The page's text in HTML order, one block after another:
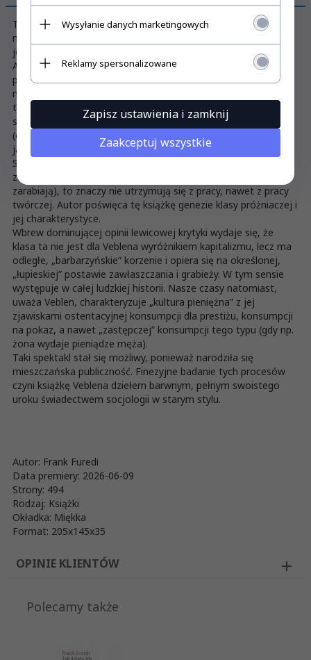
To dzieło, specyficzny kanon nauk społecznych, socjologia o
moralnym zabarwieniu, pochodzi z przełomu wieków (1899) i
jest zaliczane do nurtu krytyki kapitalizmu.
Autor Thorstein Veblen (1857–1929), Amerykanin norweskiego
pochodzenia, zbudował swoją teorię klasy próżniaczej wokół
migotliwego sensu terminu leisure. Leisure class, termin
tłumaczony jako „klasa próżniacza”, nie jest po prostu
społeczną grupą nierobów. W takich pojęciach, jak leisure time
(czas wolny), leisure centre (ośrodek rekreacyjny) wyraża się
jakby pozytywna strona nicnierobienia.
Sam Veblen rozumie przez „klasę próżniaczą” tych, którzy nie
zajmują się produkcją, a szerzej, nie zarobkują (chociaż
zarabiają), to znaczy nie utrzymują się z pracy, nawet z pracy
twórczej. Autor poświęca tę książkę genezie klasy próżniaczej i
jej charakterystyce.
Wbrew dominującej opinii lewicowej krytyki wydaje się, że
klasa ta nie jest dla Veblena wyróżnikiem kapitalizmu, lecz ma
odległe, „barbarzyńskie” korzenie i opiera się na określonej,
„łupieskiej” postawie zawłaszczania i grabieży. W tym sensie
występuje w całej ludzkiej historii. Nasze czasy natomiast,
uważa Veblen, charakteryzuje „kultura pieniężna” z jej
zjawiskami ostentacyjnej konsumpcji dla prestiżu, konsumpcji
na pokaz, a nawet „zastępczej” konsumpcji tego typu (gdy np.
żona wydaje pieniądze męża).
Taki spektakl stał się możliwy, ponieważ narodziła się
mieszczańska publiczność. Finezyjne badanie tych procesów
czyni książkę Veblena dziełem barwnym, pełnym swoistego
uroku świadectwem socjologii w starym stylu.
Autor: Frank Furedi
Data premiery: 2026-06-09
Strony: 494
Rodzaj: Książki
Okładka: Miękka
Format: 205x145x35
OPINIE KLIENTÓW
Polecamy także
Wysyłanie danych marketingowych
Reklamy spersonalizowane
Zapisz ustawienia i zamknij
Zaakceptuj wszystkie